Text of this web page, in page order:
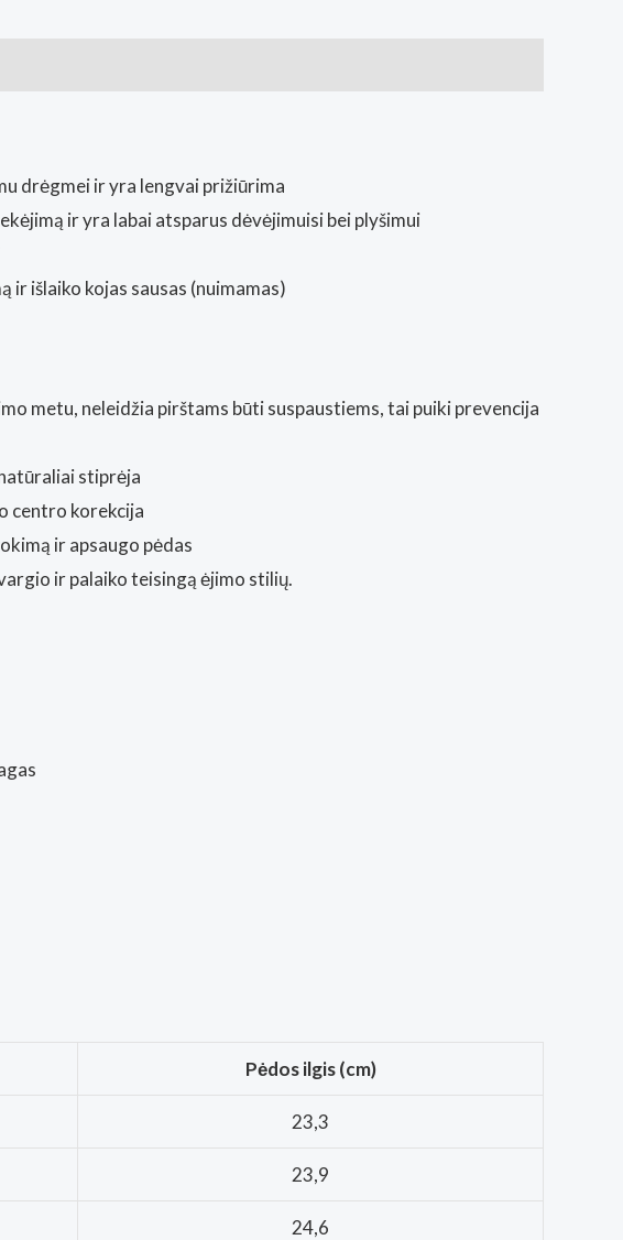
drėgmei ir yra lengvai prižiūrima
ir yra labai atsparus dėvėjimuisi bei plyšimui
išlaiko kojas sausas (nuimamas)
metu, neleidžia pirštams būti suspaustiems, tai puiki prevencija
stiprėja
centro korekcija
ir apsaugo pėdas
ir palaiko teisingą ėjimo stilių.
Pėdos ilgis (cm)
23,3
23,9
24,6